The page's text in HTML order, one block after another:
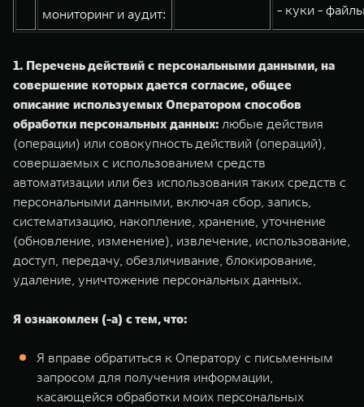
мониторинг и аудит:
- куки -
1. Перечень действий с персональными данными, на
совершение которых дается согласие, общее
описание используемых Оператором способов
обработки персональных данных: любые действия
(операции) или совокупность действий (операций),
совершаемых с использованием средств
автоматизации или без использования таких средств с
персональными данными, включая сбор, запись,
систематизацию, накопление, хранение, уточнение
(обновление, изменение), извлечение, использование,
доступ, передачу, обезличивание, блокирование,
удаление, уничтожение персональных данных.
Я ознакомлен (-а) с тем, что:
Я вправе обратиться к Оператору с письменным
запросом для получения информации,
касающейся обработки моих персональных